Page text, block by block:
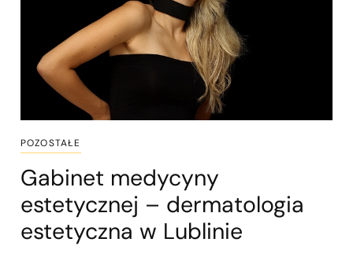
POZOSTAŁE
Gabinet medycyny
estetycznej – dermatologia
estetyczna w Lublinie